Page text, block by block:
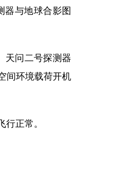
与地球合影图
问二号探测器
间环境载荷开机
正常。